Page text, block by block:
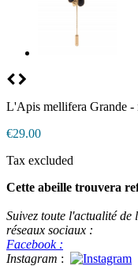
L'Apis mellifera Grande -
€29.00
Tax excluded
Cette abeille trouvera
Suivez toute l'actualité
réseaux sociaux :
Facebook :
Instagram :